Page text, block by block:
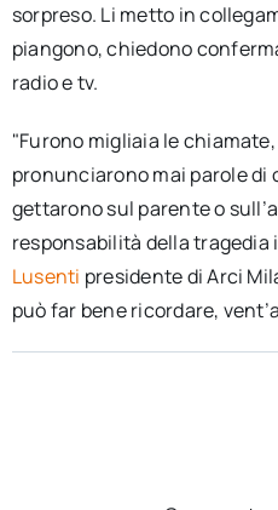
sorpreso. Li metto in
piangono, chiedono
radio e tv.
"Furono migliaia le
pronunciarono mai parole di
gettarono sul parente o
responsabilità della tragedia
Lusenti presidente di Arci
può far bene ricordare,